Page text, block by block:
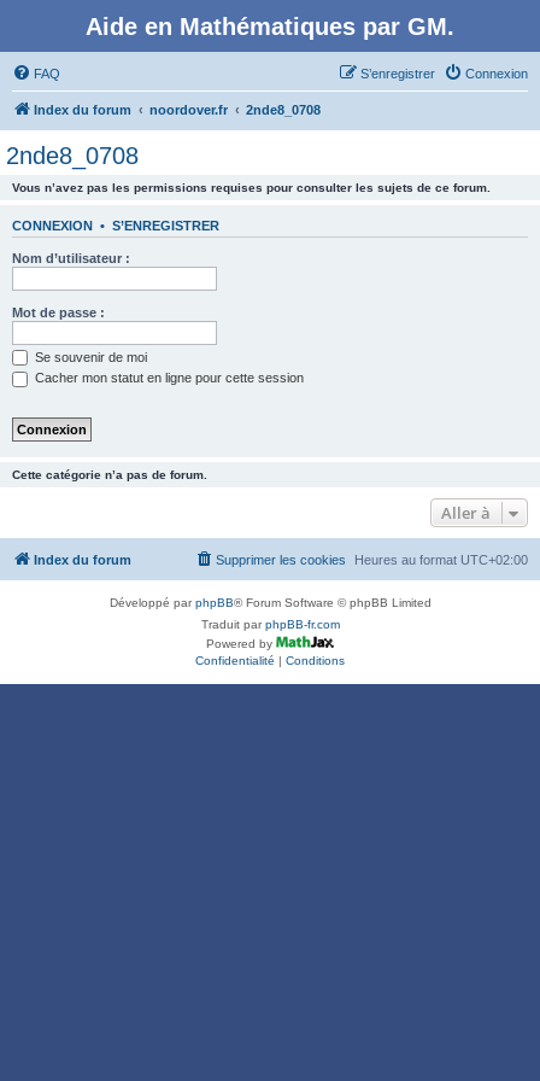
Aide en Mathématiques par GM.
FAQ Connexion
S’enregistrer
Index du forum noordover.fr 2nde8_0708
2nde8_0708
Vous n’avez pas les permissions requises pour consulter les sujets de ce forum.
CONNEXION • S’ENREGISTRER
Nom d’utilisateur :
Mot de passe :
Se souvenir de moi
Cacher mon statut en ligne pour cette session
Cette catégorie n’a pas de forum.
Aller à
Index du forum Heures au format UTC+02:00
Supprimer les cookies
Développé parphpBB® Forum Software © phpBB Limited
Traduit parphpBB-fr.com
Powered by
Confidentialité | Conditions